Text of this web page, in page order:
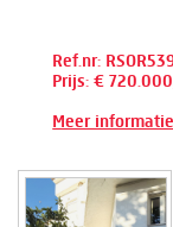
Ref.nr:
Prijs: €
Meer informatie